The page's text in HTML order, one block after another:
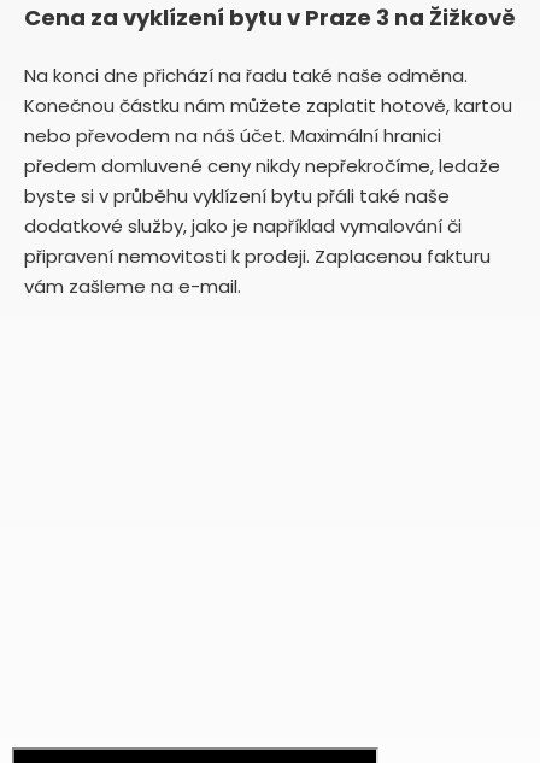
Cena za vyklízení bytu v Praze 3 na Žižkově
Na konci dne přichází na řadu také naše odměna.
Konečnou částku nám můžete zaplatit hotově, kartou
nebo převodem na náš účet. Maximální hranici
předem domluvené ceny nikdy nepřekročíme, ledaže
byste si v průběhu vyklízení bytu přáli také naše
dodatkové služby, jako je například vymalování či
připravení nemovitosti k prodeji. Zaplacenou fakturu
vám zašleme na e-mail.